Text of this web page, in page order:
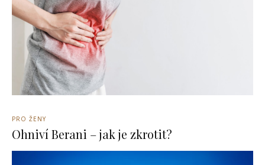
PRO ŽENY
Ohniví Berani – jak je zkrotit?